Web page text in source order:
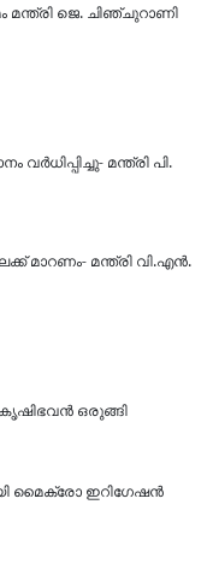
മന്ത്രി ജെ. ചിഞ്ചുറാണി
മന്ത്രി പി.
മാറണം- മന്ത്രി വി.എൻ.
ഒരുങ്ങി
മൈക്രോ ഇറിഗേഷൻ